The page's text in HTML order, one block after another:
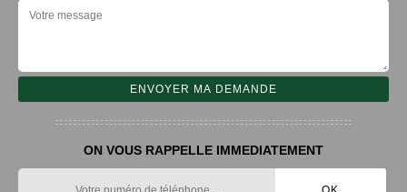
ON VOUS RAPPELLE IMMEDIATEMENT